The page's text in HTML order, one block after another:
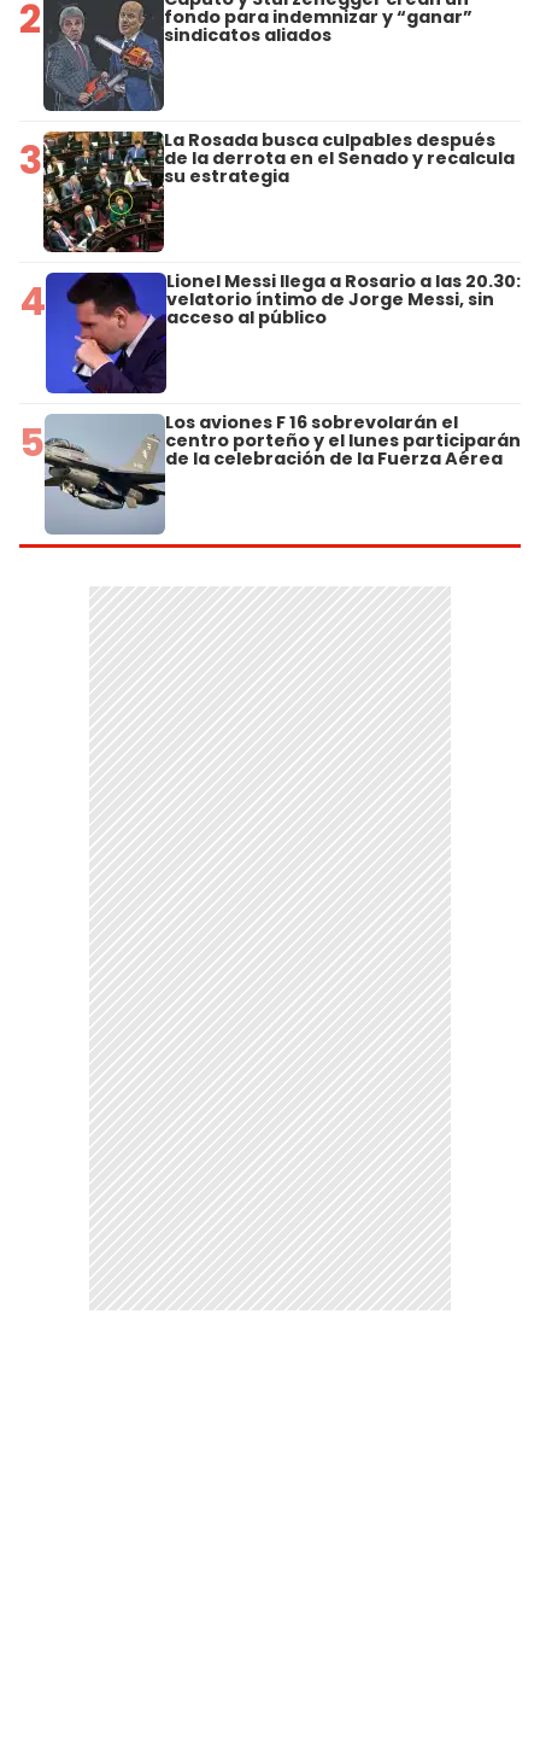
2 fondo para indemnizar y “ganar”
sindicatos aliados
3 La Rosada busca culpables después
de la derrota en el Senado y recalcula
su estrategia
4 Lionel Messi llega a Rosario a las 20.30:
velatorio íntimo de Jorge Messi, sin
acceso al público
5 Los aviones F 16 sobrevolarán el
centro porteño y el lunes participarán
de la celebración de la Fuerza Aérea